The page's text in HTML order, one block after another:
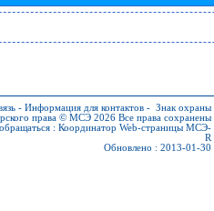
- Информация для контактов - Знак охраны
права © МСЭ 2026 Все права сохранены
: Координатор Web-страницы МСЭ-
R
Обновлено : 2013-01-30